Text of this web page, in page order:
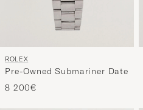
ROLEX
Pre-Owned Submariner Date
8 200€